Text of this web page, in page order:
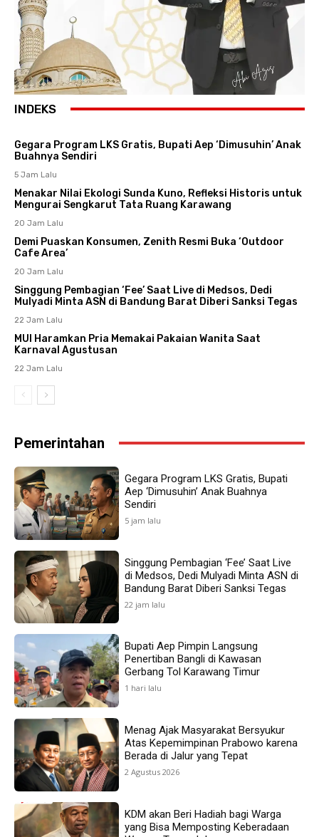
INDEKS
Gegara Program LKS Gratis, Bupati Aep ‘Dimusuhin’ Anak
Buahnya Sendiri
5 Jam Lalu
Menakar Nilai Ekologi Sunda Kuno, Refleksi Historis untuk
Mengurai Sengkarut Tata Ruang Karawang
20 Jam Lalu
Demi Puaskan Konsumen, Zenith Resmi Buka ‘Outdoor
Cafe Area’
20 Jam Lalu
Singgung Pembagian ‘Fee’ Saat Live di Medsos, Dedi
Mulyadi Minta ASN di Bandung Barat Diberi Sanksi Tegas
22 Jam Lalu
MUI Haramkan Pria Memakai Pakaian Wanita Saat
Karnaval Agustusan
22 Jam Lalu
Pemerintahan
Gegara Program LKS Gratis, Bupati
Aep ‘Dimusuhin’ Anak Buahnya
Sendiri
5 jam lalu
Singgung Pembagian ‘Fee’ Saat Live
di Medsos, Dedi Mulyadi Minta ASN di
Bandung Barat Diberi Sanksi Tegas
22 jam lalu
Bupati Aep Pimpin Langsung
Penertiban Bangli di Kawasan
Gerbang Tol Karawang Timur
1 hari lalu
Menag Ajak Masyarakat Bersyukur
Atas Kepemimpinan Prabowo karena
Berada di Jalur yang Tepat
2 Agustus 2026
KDM akan Beri Hadiah bagi Warga
yang Bisa Memposting Keberadaan